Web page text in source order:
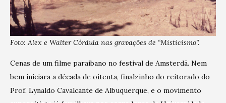
Foto: Alex e Walter Córdula nas gravações de “Misticismo”.
Cenas de um filme paraibano no festival de Amsterdã. Nem
bem iniciara a década de oitenta, finalzinho do reitorado do
Prof. Lynaldo Cavalcante de Albuquerque, e o movimento